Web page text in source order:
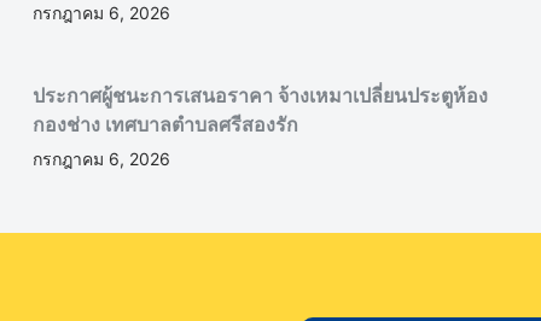
กรกฎาคม 6, 2026
ประกาศผู้ชนะการเสนอราคา จ้างเหมาเปลี่ยนประตูห้อง
กองช่าง เทศบาลตำบลศรีสองรัก
กรกฎาคม 6, 2026